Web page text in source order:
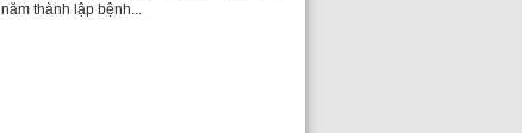
năm thành lập bệnh...